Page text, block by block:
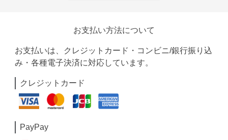
お支払い方法について
お支払いは、クレジットカード・コンビニ/銀行振り込
み・各種電子決済に対応しています。
クレジットカード
PayPay